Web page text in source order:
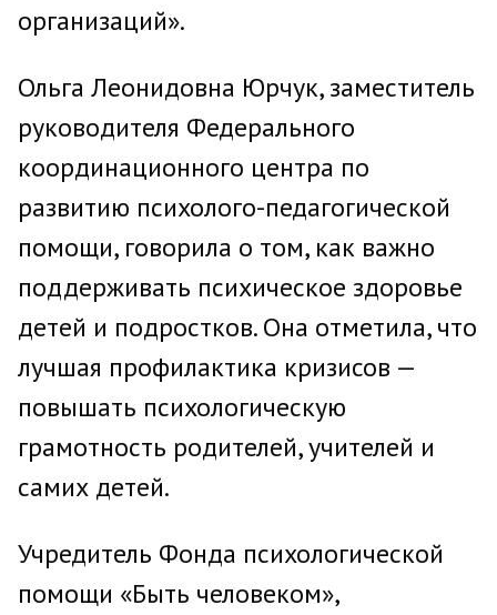
организаций».
Ольга Леонидовна Юрчук, заместитель
руководителя Федерального
координационного центра по
развитию психолого-педагогической
помощи, говорила о том, как важно
поддерживать психическое здоровье
детей и подростков. Она отметила, что
лучшая профилактика кризисов —
повышать психологическую
грамотность родителей, учителей и
самих детей.
Учредитель Фонда психологической
помощи «Быть человеком»,